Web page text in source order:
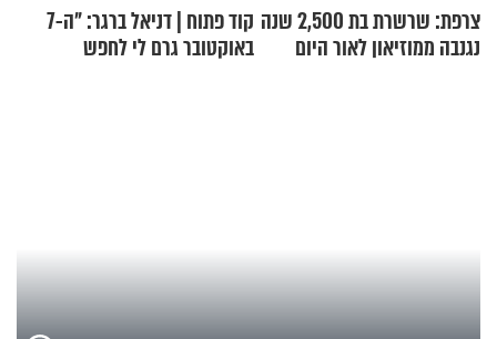
צרפת: שרשרת בת 2,500 שנה
נגנבה ממוזיאון לאור היום
קוד פתוח | דניאל ברגר: "ה-7
באוקטובר גרם לי לחפש